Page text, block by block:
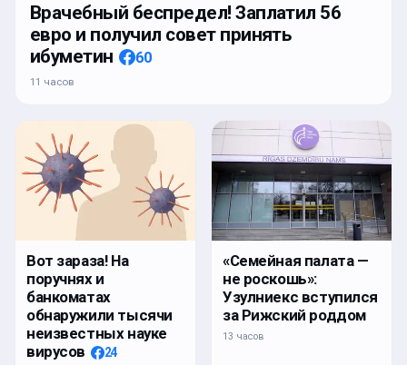
Врачебный беспредел! Заплатил 56
евро и получил совет принять
ибуметин
60
11 часов
Вот зараза! На
поручнях и
банкоматах
обнаружили тысячи
неизвестных науке
вирусов
24
«Семейная палата —
не роскошь»:
Узулниекс вступился
за Рижский роддом
13 часов